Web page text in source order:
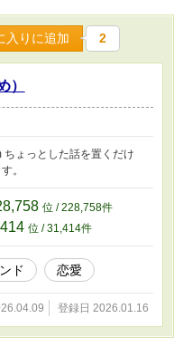
入りに追加 2
）
ょっとした話を置くだけ
。
位 / 228,758件
位 / 31,414件
ド 恋愛
登録日 2026.01.16